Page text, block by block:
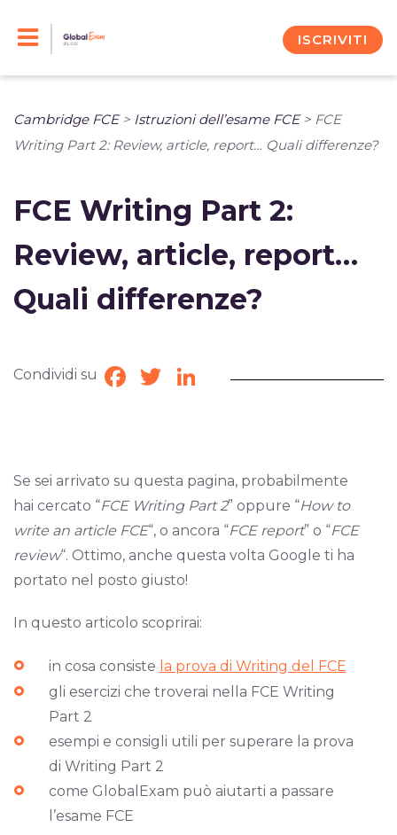
ISCRIVITI
Cambridge FCE> Istruzioni dell’esame FCE> FCE
Writing Part 2: Review, article, report… Quali differenze?
FCE Writing Part 2:
Review, article, report…
Quali differenze?
Condividi su Facebook
TwitterLinkedIn
Se sei arrivato su questa pagina, probabilmente
hai cercato “FCE Writing Part 2” oppure “How to
write an article FCE“, o ancora “FCE report” o “FCE
review“. Ottimo, anche questa volta Google ti ha
portato nel posto giusto!
In questo articolo scoprirai:
in cosa consiste la prova di Writing del FCE
gli esercizi che troverai nella FCE Writing
Part 2
esempi e consigli utili per superare la prova
di Writing Part 2
come GlobalExam può aiutarti a passare
l’esame FCE